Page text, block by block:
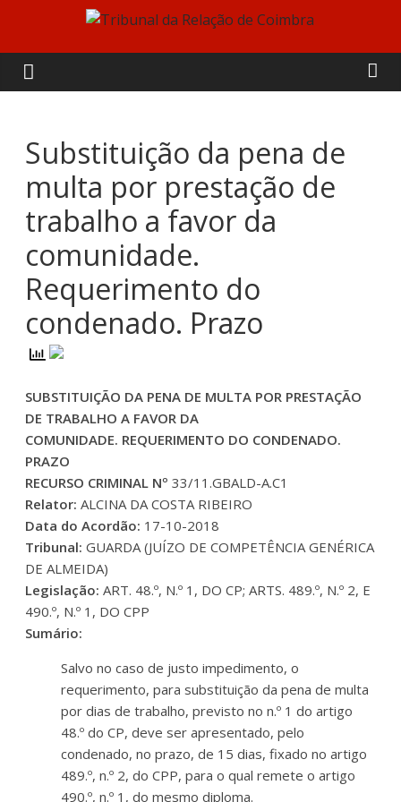
content
Tribunal
da
Relação
de
Coimbra
Substituição da pena de
multa por prestação de
trabalho a favor da
comunidade.
Requerimento do
condenado. Prazo
SUBSTITUIÇÃO DA PENA DE MULTA POR PRESTAÇÃO
DE TRABALHO A FAVOR DA
COMUNIDADE. REQUERIMENTO DO CONDENADO.
PRAZO
RECURSO CRIMINAL Nº33/11.GBALD-A.C1
Relator:ALCINA DA COSTA RIBEIRO
Data do Acordão: 17-10-2018
Tribunal:GUARDA (JUÍZO DE COMPETÊNCIA GENÉRICA
DE ALMEIDA)
Legislação:ART. 48.º, N.º 1, DO CP; ARTS. 489.º, N.º 2, E
490.º, N.º 1, DO CPP
Sumário:
Salvo no caso de justo impedimento, o
requerimento, para substituição da pena de multa
por dias de trabalho, previsto no n.º 1 do artigo
48.º do CP, deve ser apresentado, pelo
condenado, no prazo, de 15 dias, fixado no artigo
489.º, n.º 2, do CPP, para o qual remete o artigo
490.º, n.º 1, do mesmo diploma.